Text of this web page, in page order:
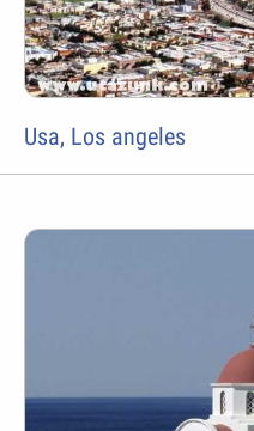
Usa, Los angeles